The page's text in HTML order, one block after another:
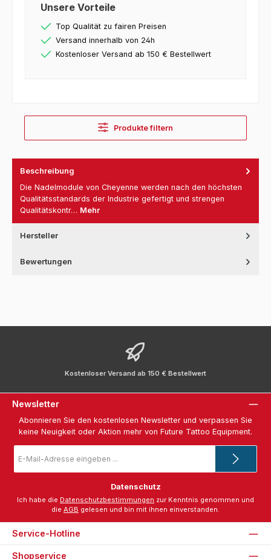
Unsere Vorteile
Top Qualität zu fairen Preisen
Versand innerhalb von 24h
Kostenloser Versand ab 150 € Bestellwert
Produkte filtern
Beschreibung
Die Nadelmodule von Cheyenne werden nach den höchsten
Qualitätsstandards der Industrie gefertigt und strengen
Qualitätskontr… Mehr
Hersteller
Bewertungen
Kostenloser Versand ab 150 € Bestellwert
Newsletter
Abonnieren Sie den kostenlosen Newsletter und verpassen Sie
keine Neuigkeit oder Aktion mehr von Future Tattoo Equipment.
Mail-
*
Datenschutz
Ich habe die Datenschutzbestimmungen zur Kenntnis genommen und
die AGB gelesen und bin mit ihnen einverstanden.
Service-Hotline
Shopservice